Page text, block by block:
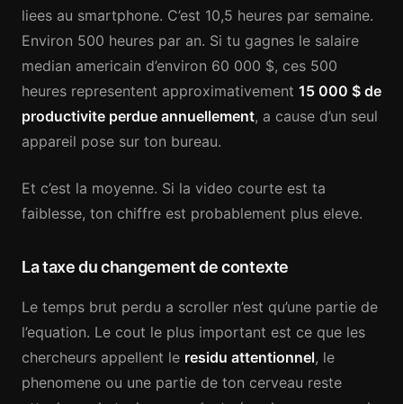
liees au smartphone. C’est 10,5 heures par semaine.
Environ 500 heures par an. Si tu gagnes le salaire
median americain d’environ 60 000 $, ces 500
heures representent approximativement 15 000 $ de
productivite perdue annuellement, a cause d’un seul
appareil pose sur ton bureau.
Et c’est la moyenne. Si la video courte est ta
faiblesse, ton chiffre est probablement plus eleve.
La taxe du changement de contexte
Le temps brut perdu a scroller n’est qu’une partie de
l’equation. Le cout le plus important est ce que les
chercheurs appellent le residu attentionnel, le
phenomene ou une partie de ton cerveau reste